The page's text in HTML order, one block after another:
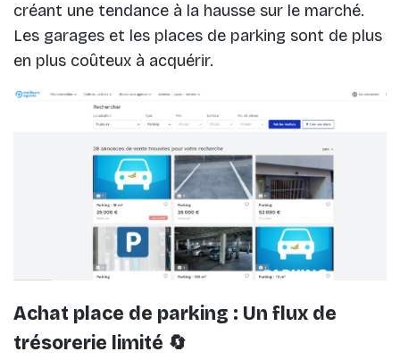
créant une tendance à la hausse sur le marché.
Les garages et les places de parking sont de plus
en plus coûteux à acquérir.
Achat place de parking : Un flux de
trésorerie limité 🔄